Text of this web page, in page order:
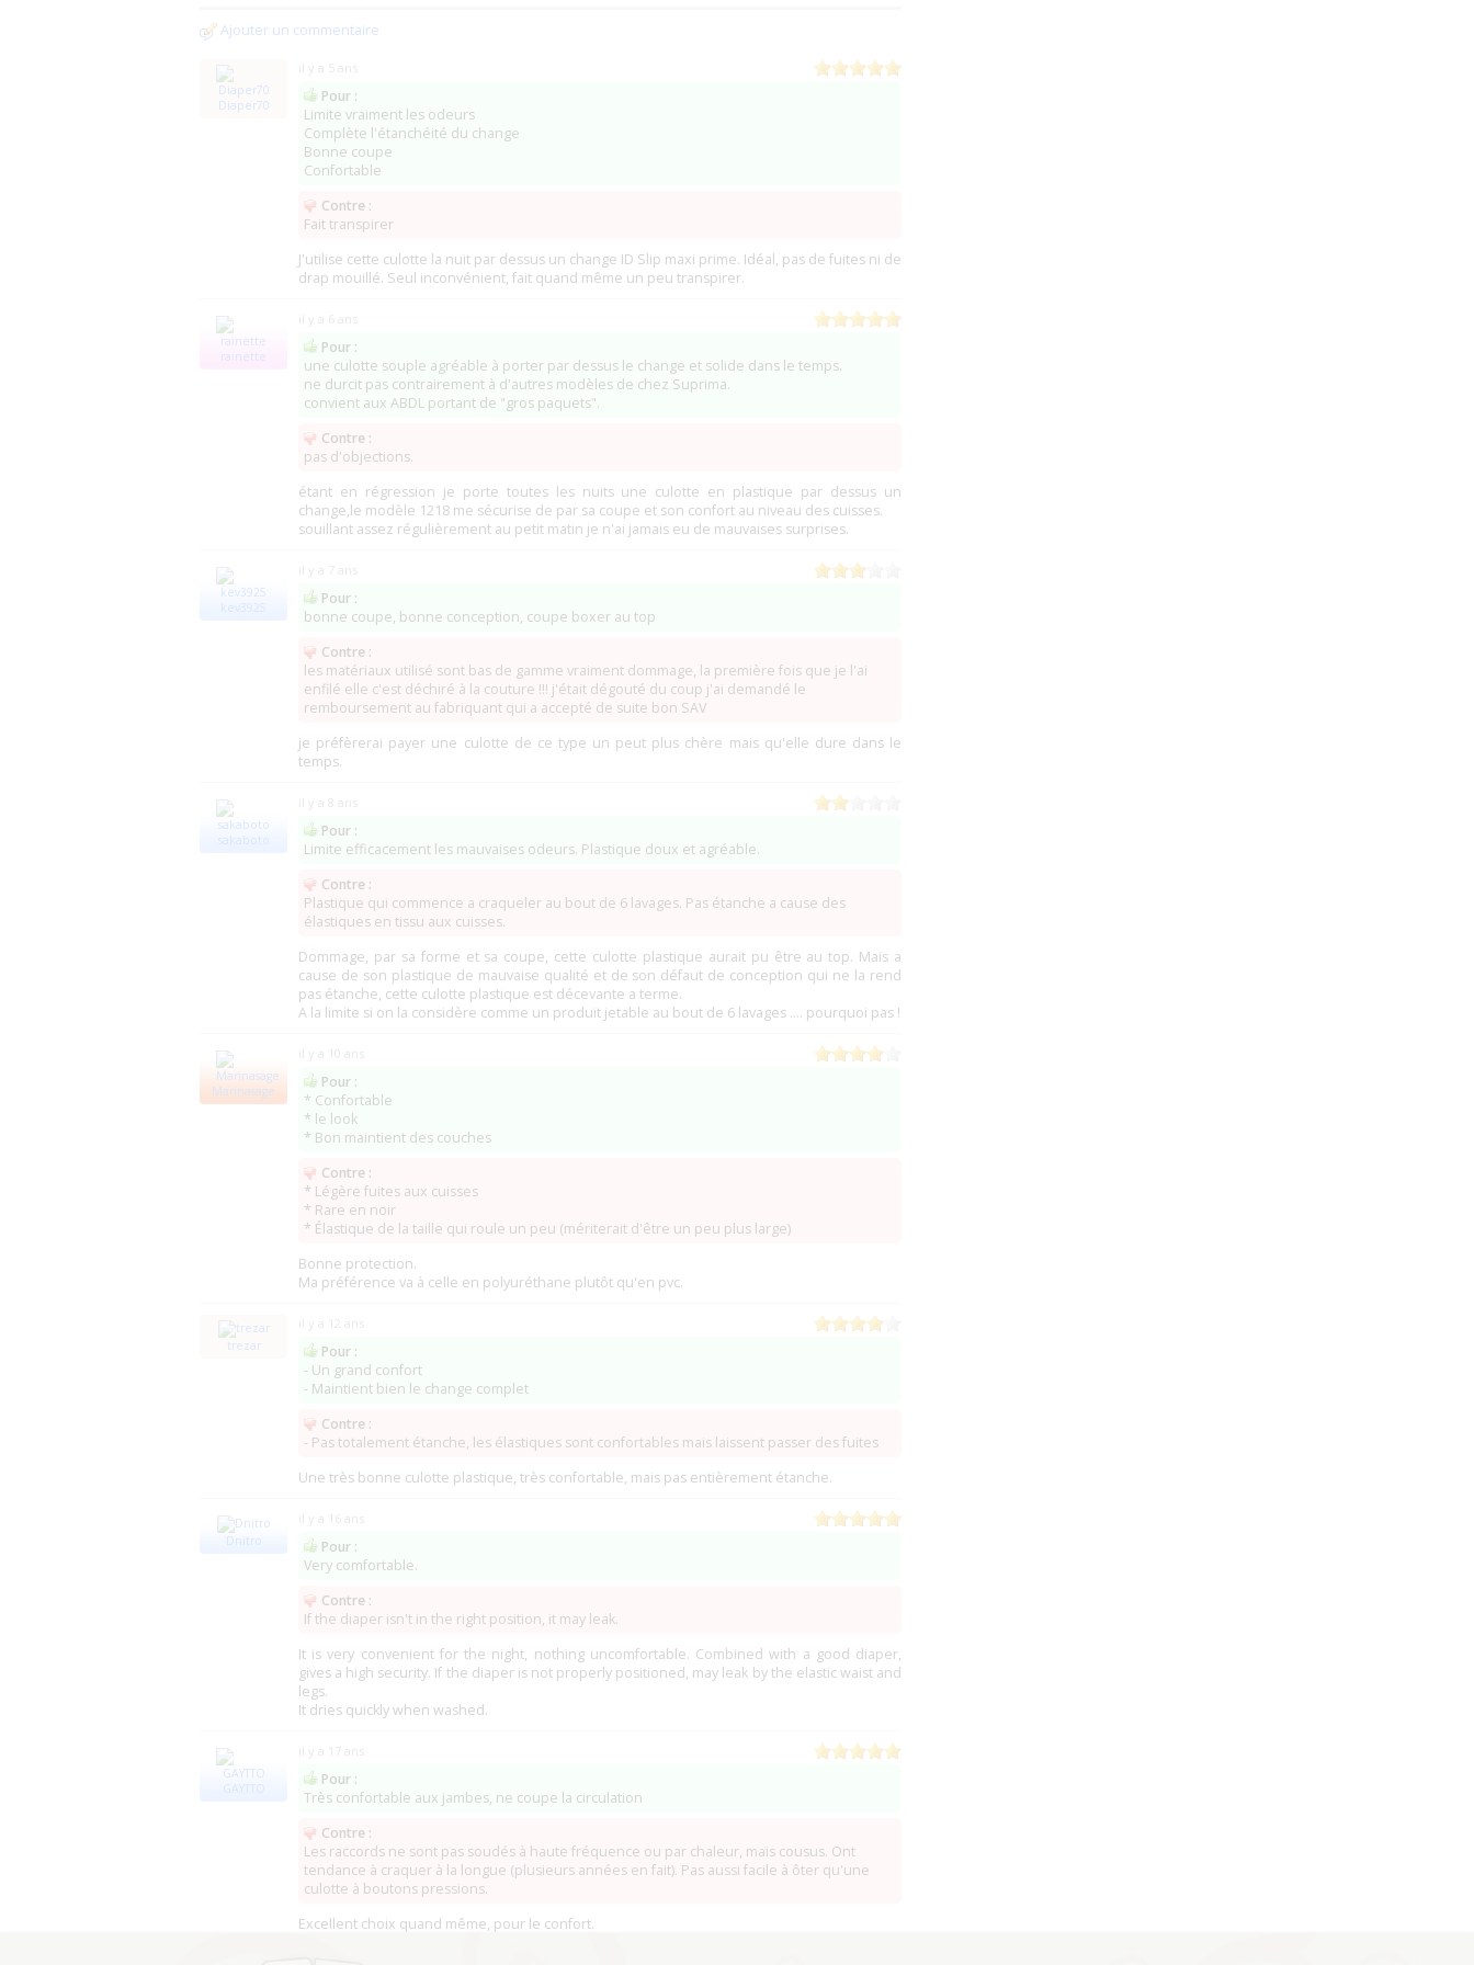
Farmaline(Tongeren)
Ajouter un commentaire
Diaper70
Pour :
Limite vraiment les odeurs
Complète l'étanchéité du change
Bonne coupe
Confortable
Contre :
Fait transpirer
J'utilise cette culotte la nuit par dessus un change ID Slip maxi prime. Idéal, pas de fuites ni de
drap mouillé. Seul inconvénient, fait quand même un peu transpirer.
rainette
Pour :
une culotte souple agréable à porter par dessus le change et solide dans le temps.
ne durcit pas contrairement à d'autres modèles de chez Suprima.
convient aux ABDL portant de "gros paquets".
Contre :
pas d'objections.
étant en régression je porte toutes les nuits une culotte en plastique par dessus un
change,le modèle 1218 me sécurise de par sa coupe et son confort au niveau des cuisses.
souillant assez régulièrement au petit matin je n'ai jamais eu de mauvaises surprises.
kev3925
Pour :
bonne coupe, bonne conception, coupe boxer au top
Contre :
les matériaux utilisé sont bas de gamme vraiment dommage, la première fois que je l'ai
enfilé elle c'est déchiré à la couture !!! j'était dégouté du coup j'ai demandé le
remboursement au fabriquant qui a accepté de suite bon SAV
je préfèrerai payer une culotte de ce type un peut plus chère mais qu'elle dure dans le
temps.
sakaboto
Pour :
Limite efficacement les mauvaises odeurs. Plastique doux et agréable.
Contre :
Plastique qui commence a craqueler au bout de 6 lavages. Pas étanche a cause des
élastiques en tissu aux cuisses.
Dommage, par sa forme et sa coupe, cette culotte plastique aurait pu être au top. Mais a
cause de son plastique de mauvaise qualité et de son défaut de conception qui ne la rend
pas étanche, cette culotte plastique est décevante a terme.
A la limite si on la considère comme un produit jetable au bout de 6 lavages .... pourquoi pas !
Marinasage
Pour :
* Confortable
* le look
* Bon maintient des couches
Contre :
* Légère fuites aux cuisses
* Rare en noir
* Élastique de la taille qui roule un peu (mériterait d'être un peu plus large)
Bonne protection.
Ma préférence va à celle en polyuréthane plutôt qu'en pvc.
trezar
Pour :
- Un grand confort
- Maintient bien le change complet
Contre :
- Pas totalement étanche, les élastiques sont confortables mais laissent passer des fuites
Une très bonne culotte plastique, très confortable, mais pas entièrement étanche.
Dnitro
Pour :
Very comfortable.
Contre :
If the diaper isn't in the right position, it may leak.
It is very convenient for the night, nothing uncomfortable. Combined with a good diaper,
gives a high security. If the diaper is not properly positioned, may leak by the elastic waist and
legs.
It dries quickly when washed.
GAYTTO
Pour :
Très confortable aux jambes, ne coupe la circulation
Contre :
Les raccords ne sont pas soudés à haute fréquence ou par chaleur, mais cousus. Ont
tendance à craquer à la longue (plusieurs années en fait). Pas aussi facile à ôter qu'une
culotte à boutons pressions.
Excellent choix quand même, pour le confort.